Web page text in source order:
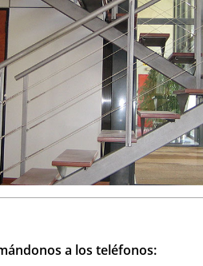
a los teléfonos: